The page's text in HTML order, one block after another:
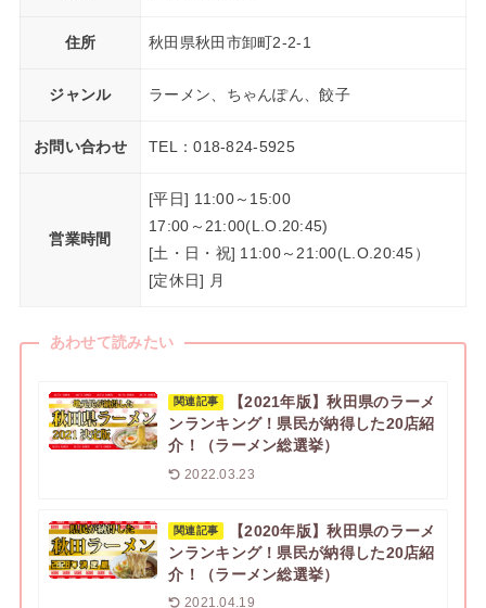
住所 秋田県秋田市卸町2-2-1
ジャンル ラーメン、ちゃんぽん、餃子
お問い合わせ TEL：018-824-5925
営業時間
[平日] 11:00～15:00
17:00～21:00(L.O.20:45)
[土・日・祝] 11:00～21:00(L.O.20:45）
[定休日] 月
あわせて読みたい
関連記事
【2021年版】秋田県のラーメ
ンランキング！県民が納得した20店紹
介！（ラーメン総選挙）
2022.03.23
関連記事
【2020年版】秋田県のラーメ
ンランキング！県民が納得した20店紹
介！（ラーメン総選挙）
2021.04.19